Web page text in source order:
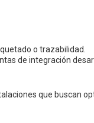
o trazabilidad.
de integración
que buscan